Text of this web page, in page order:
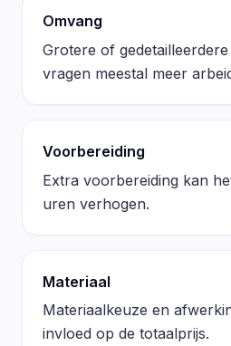
Omvang
Grotere of
vragen meestal meer
Voorbereiding
Extra voorbereiding kan
uren verhogen.
Materiaal
Materiaalkeuze en
invloed op de totaalprijs.